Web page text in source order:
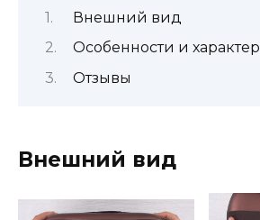
Внешний вид
Особенности и
Отзывы
Внешний вид